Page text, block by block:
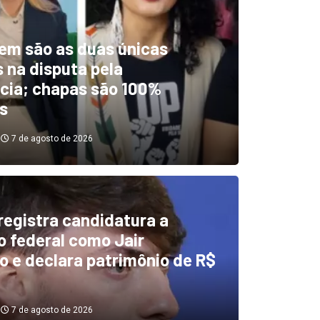
desvios de
emendas Pix
7 de agosto de 2026
são as duas únicas
na disputa pela
chapas são 100%
7 de agosto de 2026
candidatura a
federal como Jair
e declara patrimônio de R$
7 de agosto de 2026